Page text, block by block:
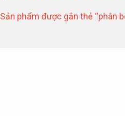
Sản phẩm được gắn thẻ “phân